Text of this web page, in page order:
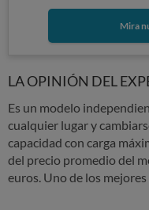
Mira
LA OPINIÓN DEL
Es un modelo
cualquier lugar y
capacidad con carga
del precio promedio del
euros. Uno de los